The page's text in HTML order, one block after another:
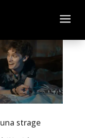
a
strage